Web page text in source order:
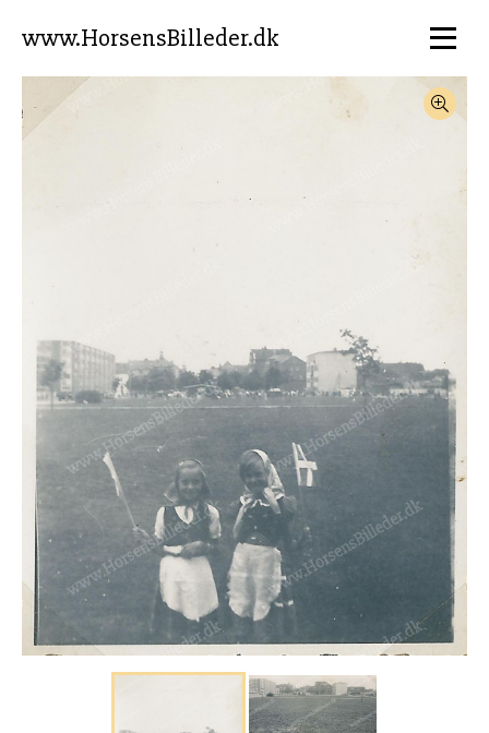
www.HorsensBilleder.dk